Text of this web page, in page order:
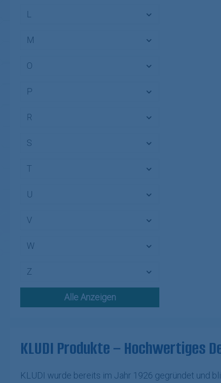
L
M
O
P
R
S
T
U
V
W
Z
Alle Anzeigen
KLUDI Produkte – Hochwertiges
KLUDI wurde bereits im Jahr 1926 gegründet und